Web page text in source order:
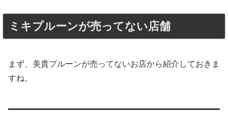
ミキプルーンが売ってない店舗
まず、美貴プルーンが売ってないお店から紹介しておきま
すね。